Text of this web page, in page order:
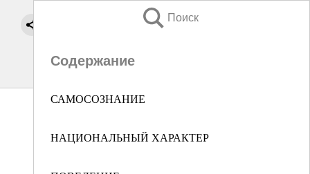
Поиск
Содержание
САМОСОЗНАНИЕ
НАЦИОНАЛЬНЫЙ ХАРАКТЕР